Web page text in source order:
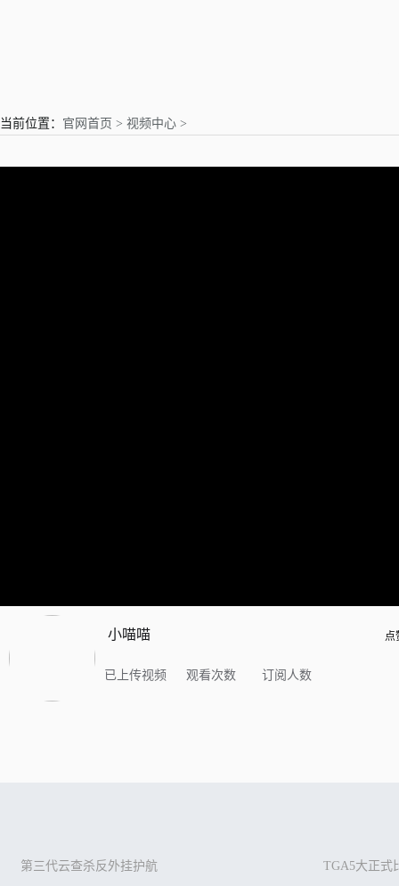
当前位置： 官网首页 > 视频中心 >
小喵喵
已上传视频 观看次数 订阅人数
点
第三代云查杀反外挂护航 TGA5大正式